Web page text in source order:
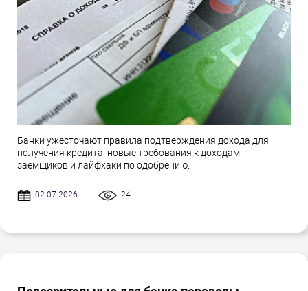
Банки ужесточают правила подтверждения дохода для
получения кредита: новые требования к доходам
заёмщиков и лайфхаки по одобрению.
02.07.2026 24